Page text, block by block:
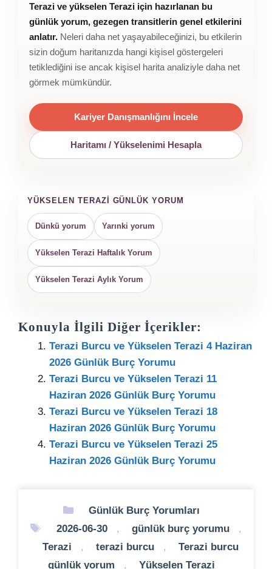
Terazi ve yükselen Terazi için hazırlanan bu
günlük yorum, gezegen transitlerin genel etkilerini
anlatır. Neleri daha net yaşayabileceğinizi, bu etkilerin
sizin doğum haritanızda hangi kişisel göstergeleri
tetiklediğini ise ancak kişisel harita analiziyle daha net
görmek mümkündür.
Kariyer Danışmanlığını İncele
Haritamı / Yükselenimi Hesapla
YÜKSELEN TERAZI GÜNLÜK YORUM
Dünkü yorum Yarınki yorum
Yükselen Terazi Haftalık Yorum
Yükselen Terazi Aylık Yorum
Konuyla İlgili Diğer İçerikler:
Terazi Burcu ve Yükselen Terazi 4 Haziran
2026 Günlük Burç Yorumu
Terazi Burcu ve Yükselen Terazi 11
Haziran 2026 Günlük Burç Yorumu
Terazi Burcu ve Yükselen Terazi 18
Haziran 2026 Günlük Burç Yorumu
Terazi Burcu ve Yükselen Terazi 25
Haziran 2026 Günlük Burç Yorumu
Kategoriler
Günlük Burç Yorumları
Etiketler
2026-06-30 , günlük burç yorumu
,
Terazi
, terazi burcu ,
Terazi burcu
günlük yorum
, Yükselen Terazi